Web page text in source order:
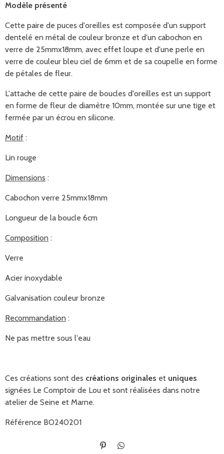
Modèle présenté
Cette paire de puces d'oreilles est composée d'un support
dentelé en métal de couleur bronze et d'un cabochon en
verre de 25mmx18mm, avec effet loupe et d'une perle en
verre de couleur bleu ciel de 6mm et de sa coupelle en forme
de pétales de fleur.
L'attache de cette paire de boucles d'oreilles est un support
en forme de fleur de diamètre 10mm, montée sur une tige et
fermée par un écrou en silicone.
Motif :
Lin rouge
Dimensions :
Cabochon verre 25mmx18mm
Longueur de la boucle 6cm
Composition :
Verre
Acier inoxydable
Galvanisation couleur bronze
Recommandation :
Ne pas mettre sous l'eau
Ces créations sont des créations originales et uniques
signées Le Comptoir de Lou et sont réalisées dans notre
atelier de Seine et Marne.
Référence BO240201
É
P